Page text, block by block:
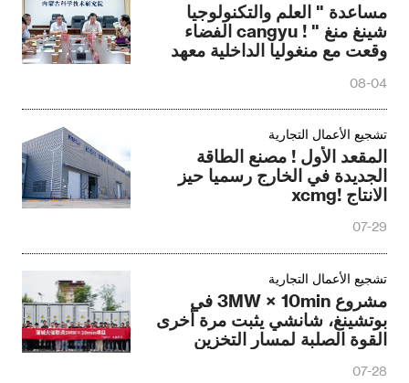
مساعدة " العلم والتكنولوجيا
شينغ منغ " ! cangyu الفضاء
وقعت مع منغوليا الداخلية معهد
08-04
تشجيع الأعمال التجارية
المقعد الأول ! مصنع الطاقة
الجديدة في الخارج رسميا حيز
الانتاج !xcmg
07-29
تشجيع الأعمال التجارية
مشروع 3MW × 10min في
بوتشينغ، شانشي يثبت مرة أخرى
القوة الصلبة لمسار التخزين
07-28